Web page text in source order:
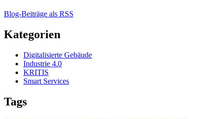
Blog-Beiträge als RSS
Kategorien
Digitalisierte Gebäude
Industrie 4.0
KRITIS
Smart Services
Tags